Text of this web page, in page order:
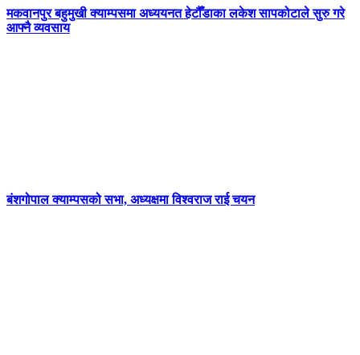
मकवानपुर बहुमुखी क्याम्पसमा अध्ययनत हेटौँडाका लकेश सापकोटाले सुरु गरे
आफ्नै व्यवसाय
बंशगोपाल क्याम्पसको सभा, अध्यक्षमा विश्वराज राई चयन